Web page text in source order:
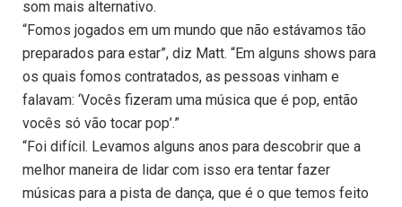
som mais alternativo.
“Fomos jogados em um mundo que não estávamos tão
preparados para estar”, diz Matt. “Em alguns shows para
os quais fomos contratados, as pessoas vinham e
falavam: ‘Vocês fizeram uma música que é pop, então
vocês só vão tocar pop’.”
“Foi difícil. Levamos alguns anos para descobrir que a
melhor maneira de lidar com isso era tentar fazer
músicas para a pista de dança, que é o que temos feito